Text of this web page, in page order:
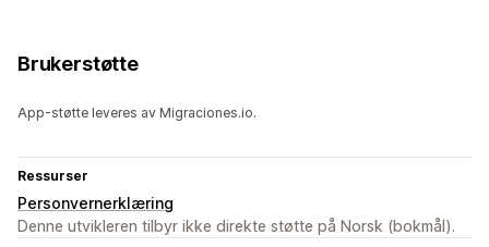
Brukerstøtte
App-støtte leveres av Migraciones.io.
Ressurser
Personvernerklæring
Denne utvikleren tilbyr ikke direkte støtte på Norsk (bokmål).